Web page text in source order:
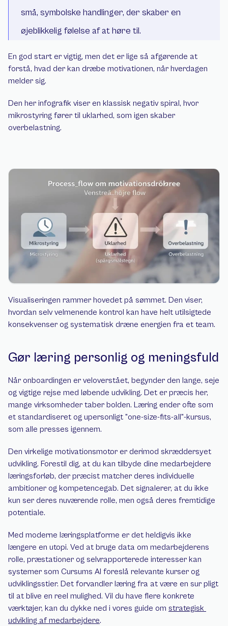
små, symbolske handlinger, der skaber en
øjeblikkelig følelse af at høre til.
En god start er vigtig, men det er lige så afgørende at
forstå, hvad der kan dræbe motivationen, når hverdagen
melder sig.
Den her infografik viser en klassisk negativ spiral, hvor
mikrostyring fører til uklarhed, som igen skaber
overbelastning.
Visualiseringen rammer hovedet på sømmet. Den viser,
hvordan selv velmenende kontrol kan have helt utilsigtede
konsekvenser og systematisk dræne energien fra et team.
Gør læring personlig og meningsfuld
Når onboardingen er veloverstået, begynder den lange, seje
og vigtige rejse med løbende udvikling. Det er præcis her,
mange virksomheder taber bolden. Læring ender ofte som
et standardiseret og upersonligt "one-size-fits-all"-kursus,
som alle presses igennem.
Den virkelige motivationsmotor er derimod skræddersyet
udvikling. Forestil dig, at du kan tilbyde dine medarbejdere
læringsforløb, der præcist matcher deres individuelle
ambitioner og kompetencegab. Det signalerer, at du ikke
kun ser deres nuværende rolle, men også deres fremtidige
potentiale.
Med moderne læringsplatforme er det heldigvis ikke
længere en utopi. Ved at bruge data om medarbejderens
rolle, præstationer og selvrapporterede interesser kan
systemer som Cursums AI foreslå relevante kurser og
udviklingsstier. Det forvandler læring fra at være en sur pligt
til at blive en reel mulighed. Vil du have flere konkrete
værktøjer, kan du dykke ned i vores guide om strategisk
udvikling af medarbejdere.